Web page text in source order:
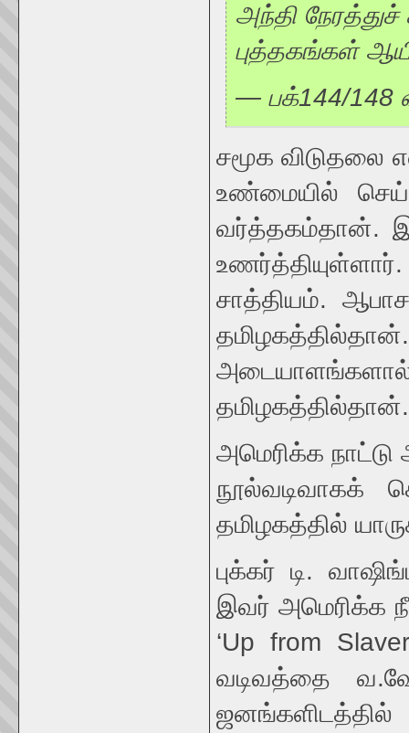
அந்தி நேரத்துச்
புத்தகங்கள்
— பக்144/
சமூக
உண்மையில்
வர்த்தகம்தான்.
சாத்தியம்.
தமிழகத்தில்தான்.
அமெரிக்க நாட்டு
நூல்வடிவாகக்
தமிழகத்தில்
புக்கர் டி.
இவர் அமெரிக்க
‘Up from
வடிவத்தை